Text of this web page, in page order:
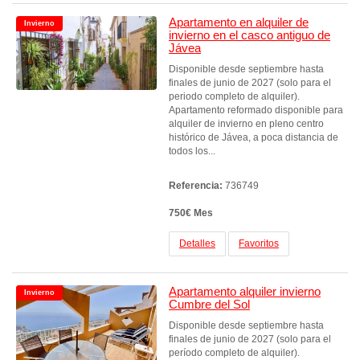
Invierno
Apartamento en alquiler de
invierno en el casco antiguo de
Jávea
Disponible desde septiembre hasta
finales de junio de 2027 (solo para el
periodo completo de alquiler).
Apartamento reformado disponible para
alquiler de invierno en pleno centro
histórico de Jávea, a poca distancia de
todos los...
Referencia: 736749
750€ Mes
Detalles Favoritos
Invierno
Apartamento alquiler invierno
Cumbre del Sol
Disponible desde septiembre hasta
finales de junio de 2027 (solo para el
período completo de alquiler).